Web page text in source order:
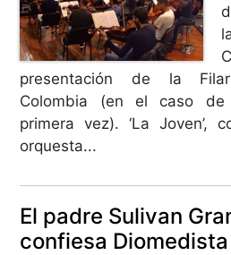
presentación de la
Colombia (en el caso de
primera vez). ‘La Joven’,
orquesta...
El padre Sulivan
confiesa